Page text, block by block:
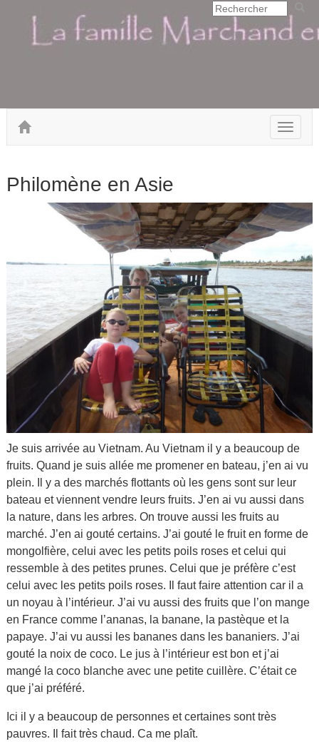
Toggle
Philomène en Asie
Je suis arrivée au Vietnam. Au Vietnam il y a beaucoup de
fruits. Quand je suis allée me promener en bateau, j’en ai vu
plein. Il y a des marchés flottants où les gens sont sur leur
bateau et viennent vendre leurs fruits. J’en ai vu aussi dans
la nature, dans les arbres. On trouve aussi les fruits au
marché. J’en ai gouté certains. J’ai gouté le fruit en forme de
mongolfière, celui avec les petits poils roses et celui qui
ressemble à des petites prunes. Celui que je préfère c’est
celui avec les petits poils roses. Il faut faire attention car il a
un noyau à l’intérieur. J’ai vu aussi des fruits que l’on mange
en France comme l’ananas, la banane, la pastèque et la
papaye. J’ai vu aussi les bananes dans les bananiers. J’ai
gouté la noix de coco. Le jus à l’intérieur est bon et j’ai
mangé la coco blanche avec une petite cuillère. C’était ce
que j’ai préféré.
Ici il y a beaucoup de personnes et certaines sont très
pauvres. Il fait très chaud. Ca me plaît.